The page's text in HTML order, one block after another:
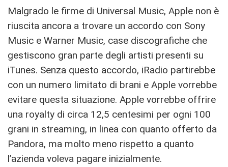
Malgrado le firme di Universal Music, Apple non è
riuscita ancora a trovare un accordo con Sony
Music e Warner Music, case discografiche che
gestiscono gran parte degli artisti presenti su
iTunes. Senza questo accordo, iRadio partirebbe
con un numero limitato di brani e Apple vorrebbe
evitare questa situazione. Apple vorrebbe offrire
una royalty di circa 12,5 centesimi per ogni 100
grani in streaming, in linea con quanto offerto da
Pandora, ma molto meno rispetto a quanto
l’azienda voleva pagare inizialmente.